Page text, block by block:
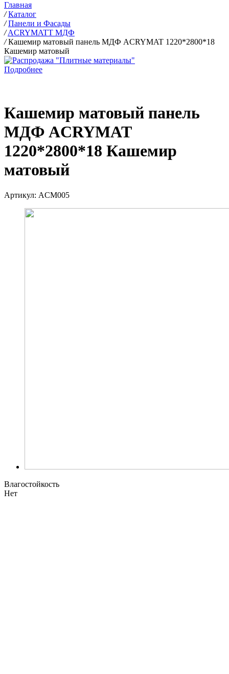
Главная
/ Каталог
/ Панели и Фасады
/ ACRYMATT МДФ
/ Кашемир матовый панель МДФ ACRYMAT 1220*2800*18
Кашемир матовый
Подробнее
Кашемир матовый панель
МДФ ACRYMAT
1220*2800*18 Кашемир
матовый
Артикул: ACM005
Влагостойкость
Нет